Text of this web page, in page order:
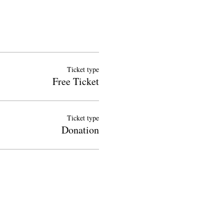
Ticket type
Free Ticket
Ticket type
Donation